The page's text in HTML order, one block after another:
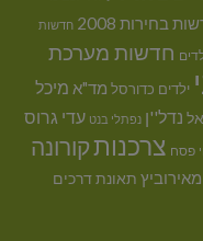
בחירות 2008 חדשות
חדשות מערכת
ילדים כדורסל מד"א מיכל
נדל''ן נפתלי בנט עדי גרוס
פסח צרכנותקורונה
תאונת דרכים